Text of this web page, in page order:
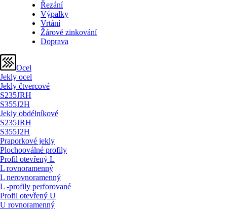
Řezání
Výpalky
Vrtání
Žárové zinkování
Doprava
Ocel
Jekly ocel
Jekly čtvercové
S235JRH
S355J2H
Jekly obdélníkové
S235JRH
S355J2H
Praporkové jekly
Plochooválné profily
Profil otevřený L
L rovnoramenný
L nerovnoramenný
L -profily perforované
Profil otevřený U
U rovnoramenný